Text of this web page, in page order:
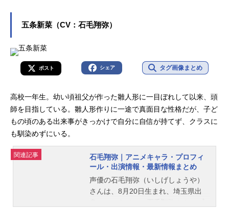
五条新菜（CV：石毛翔弥）
ポスト シェア タグ画像まとめ
高校一年生。幼い頃祖父が作った雛人形に一目ぼれして以来、頭
師を目指している。雛人形作りに一途で真面目な性格だが、子ど
もの頃のある出来事がきっかけで自分に自信が持てず、クラスに
も馴染めずにいる。
関連記事
石毛翔弥｜アニメキャラ・プロフィ
ール・出演情報・最新情報まとめ
声優の石毛翔弥（いしげしょうや）
さんは、8月20日生まれ、埼玉県出